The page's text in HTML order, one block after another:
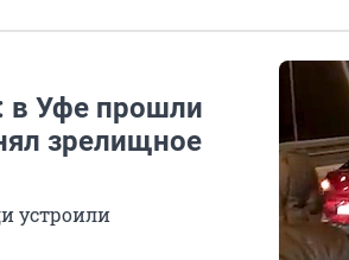
в Уфе прошли
зрелищное
устроили